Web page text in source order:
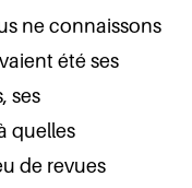
ne connaissons
été ses
ses
quelles
de revues